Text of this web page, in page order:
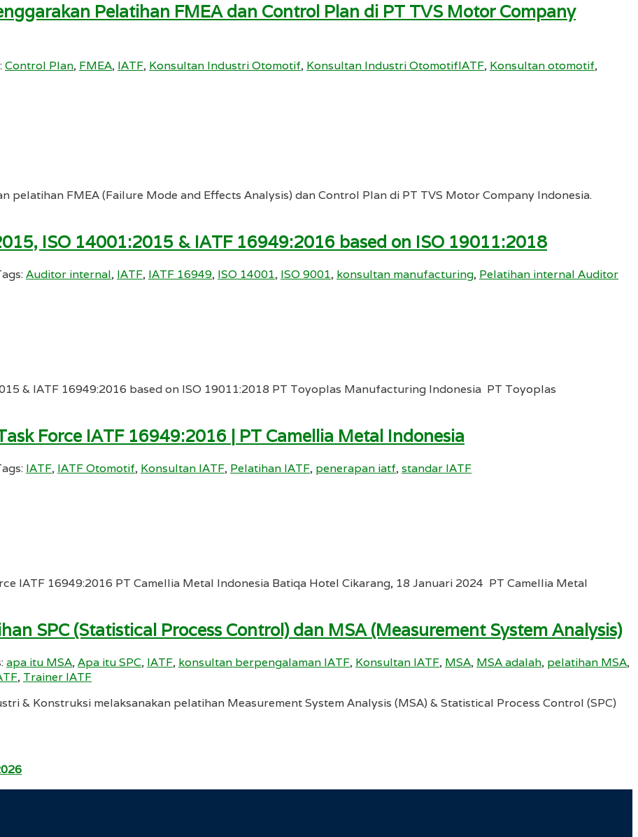
Pelatihan FMEA dan Control Plan di PT TVS Motor Company
Control Plan, FMEA, IATF, Konsultan Industri Otomotif, Konsultan Industri OtomotifIATF, Konsultan otomotif,
pelatihan FMEA (Failure Mode and Effects Analysis) dan Control Plan di PT TVS Motor Company Indonesia.
ISO 14001:2015 & IATF 16949:2016 based on ISO 19011:2018
Auditor internal, IATF, IATF 16949, ISO 14001, ISO 9001, konsultan manufacturing, Pelatihan internal Auditor
& IATF 16949:2016 based on ISO 19011:2018 PT Toyoplas Manufacturing Indonesia PT Toyoplas
Force IATF 16949:2016 | PT Camellia Metal Indonesia
IATF, IATF Otomotif, Konsultan IATF, Pelatihan IATF, penerapan iatf,standar IATF
IATF 16949:2016 PT Camellia Metal Indonesia Batiqa Hotel Cikarang, 18 Januari 2024 PT Camellia Metal
SPC (Statistical Process Control) dan MSA (Measurement System Analysis)
apa itu MSA,Apa itu SPC, IATF, konsultan berpengalaman IATF, Konsultan IATF, MSA, MSA adalah, pelatihan MSA,
, Trainer IATF
& Konstruksi melaksanakan pelatihan Measurement System Analysis (MSA) & Statistical Process Control (SPC)